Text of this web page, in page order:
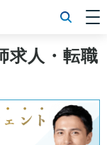
求人・転職